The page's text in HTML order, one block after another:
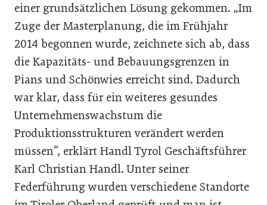
einer grundsätzlichen Lösung gekommen. „Im
Zuge der Masterplanung, die im Frühjahr
2014 begonnen wurde, zeichnete sich ab, dass
die Kapazitäts- und Bebauungsgrenzen in
Pians und Schönwies erreicht sind. Dadurch
war klar, dass für ein weiteres gesundes
Unternehmenswachstum die
Produktionsstrukturen verändert werden
müssen“, erklärt Handl Tyrol Geschäftsführer
Karl Christian Handl. Unter seiner
Federführung wurden verschiedene Standorte